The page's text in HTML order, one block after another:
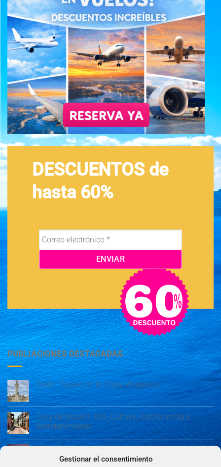
Gestionar el consentimiento
DESCUENTOS de
hasta 60%
PUBLIACIONES DESTACADAS
Cádiz: Tesoro en la Costa Andaluza
Guía de Madrid: Arte, Cultura, Gastronomía y
Entretenimiento
Guía de Madrid: Arte, Cultura, Gastronomía y
Entretenimiento